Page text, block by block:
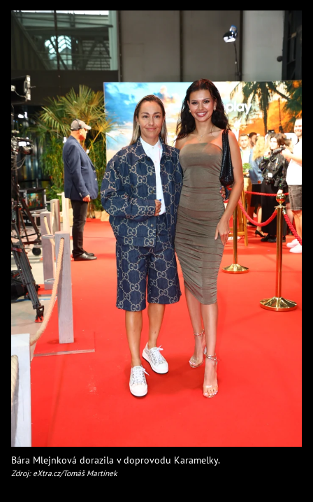
Bára Mlejnková dorazila v doprovodu Karamelky.
Zdroj: eXtra.cz/Tomáš Martínek